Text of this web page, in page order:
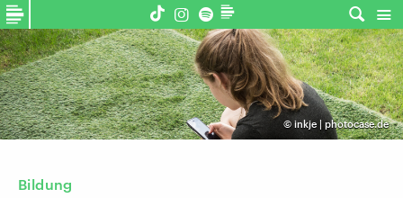
© inkje | photocase.de
Bildung